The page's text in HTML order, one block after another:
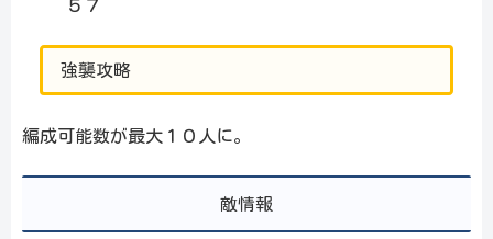
５７
強襲攻略
編成可能数が最大１０人に。
敵情報